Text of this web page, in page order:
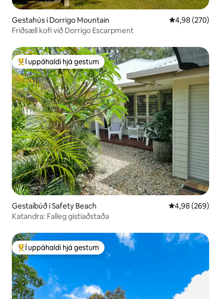
Gestahús í Dorrigo Mountain 4,98 af 5 í
4,98 (270)
Friðsæll kofi við Dorrigo Escarpment
Í mestu uppáhaldi hjá gestum
Í uppáhaldi hjá gestum
Gestaíbúð í Safety Beach 4,98 af 5 í
4,98 (269)
Katandra: Falleg gistiaðstaða
Í mestu uppáhaldi hjá gestum
Í uppáhaldi hjá gestum